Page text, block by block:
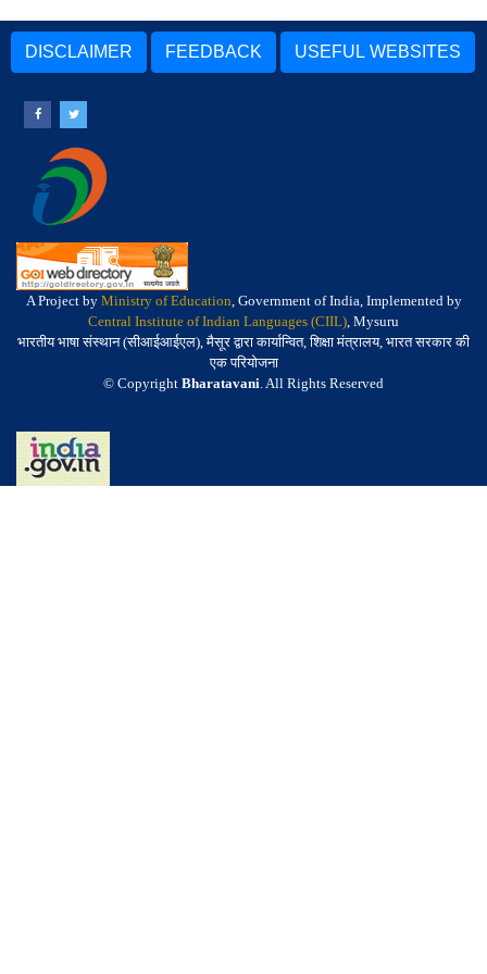
DISCLAIMER FEEDBACK USEFUL WEBSITES
A Project by Ministry of Education, Government of India, Implemented by
Central Institute of Indian Languages (CIIL), Mysuru
भारतीय भाषा संस्थान (सीआईआईएल), मैसूर द्वारा कार्यान्वित, शिक्षा मंत्रालय, भारत सरकार की
एक परियोजना
© Copyright Bharatavani. All Rights Reserved